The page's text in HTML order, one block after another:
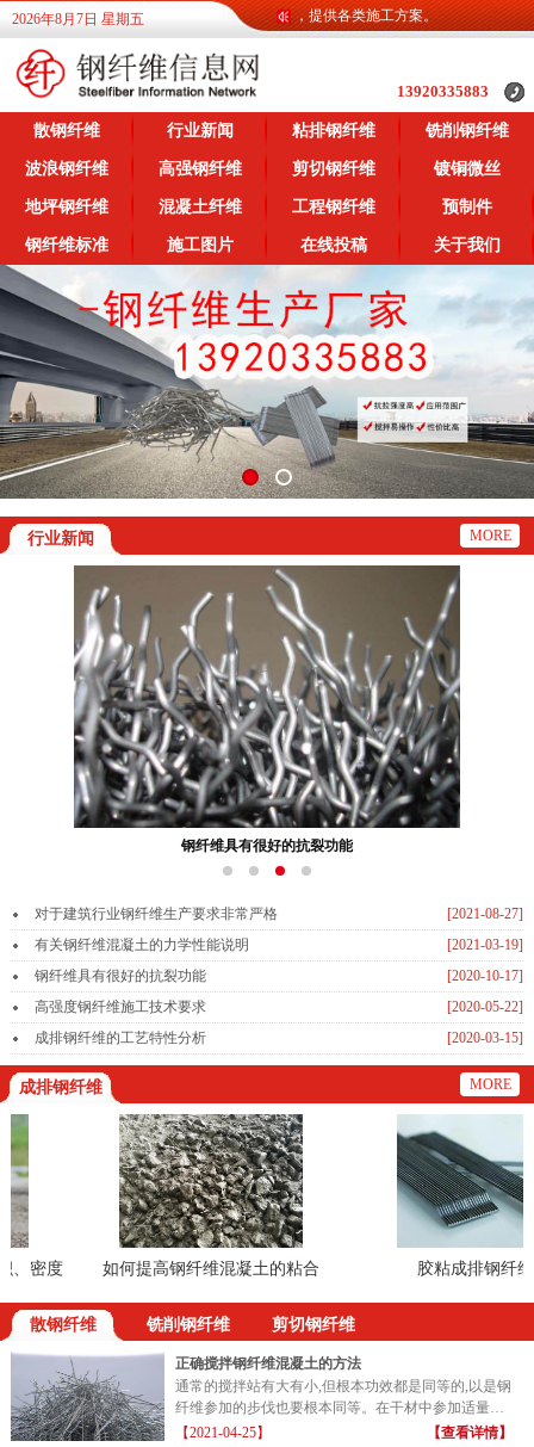
2026年8月7日 星期五
纤维信息网为广大客户提供各类钢纤维信息，提供各类施工方案。
13920335883
散钢纤维 行业新闻 粘排钢纤维 铣削钢纤维
波浪钢纤维 高强钢纤维 剪切钢纤维 镀铜微丝
地坪钢纤维 混凝土纤维 工程钢纤维 预制件
钢纤维标准 施工图片 在线投稿 关于我们
行业新闻 MORE
钢纤维具有很好的抗裂功能
[2021-08-27]
对于建筑行业钢纤维生产要求非常严格
[2021-03-19]
有关钢纤维混凝土的力学性能说明
[2020-10-17]
钢纤维具有很好的抗裂功能
[2020-05-22]
高强度钢纤维施工技术要求
[2020-03-15]
成排钢纤维的工艺特性分析
成排钢纤维 MORE
密度 如何提高钢纤维混凝土的粘合 胶粘成排钢纤维
散钢纤维 铣削钢纤维 剪切钢纤维
正确搅拌钢纤维混凝土的方法
通常的搅拌站有大有小,但根本功效都是同等的,以是钢
纤维参加的步伐也要根本同等。在干材中参加适量的
钢纤维...
【2021-04-25】 【查看详情】